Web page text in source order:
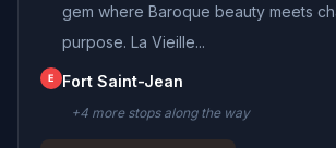
gem where Baroque beauty meets
purpose. La Vieille...
E Fort Saint-Jean
+4 more stopsalong the way